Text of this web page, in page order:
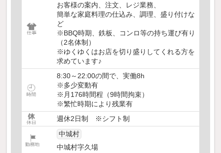
お客様の案内、注文、レジ業務、
簡単な家庭料理の仕込み、調理、盛り付けな
ど
※BBQ時期、鉄板、コンロ等の持ち運び有り
（2名体制）
※ゆくゆくはお店を切り盛りしてくれる方を
求めています♪
8:30～22:00の間で、実働8h
※多少変動有
※月176時間程（9時間拘束）
※繁忙時期により残業有
週休2日制 ※シフト制
中城村
中城村字久場